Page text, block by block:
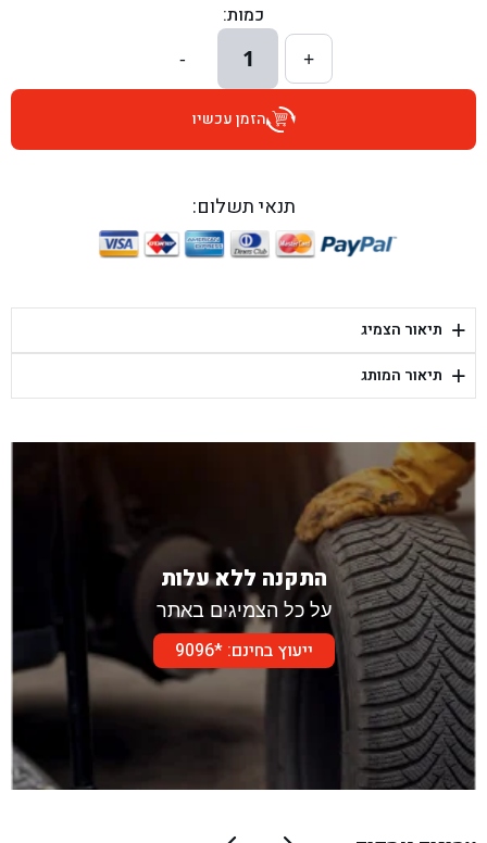
בן גל - הרצל 6, גדרה - גדרה
בן גל - שדרות דוד בן גוריון 8, באר שבע - באר שבע
בן גל - היובלים 26, הוד השרון - הוד השרון
בן גל - יפת 88, תל אביב יפו - תל אביב
בן גל - דור אלון הר טוב - בית שמש
כמות:
+
1
-
הזמן עכשיו
תנאי תשלום:
+ תיאור הצמיג
+ תיאור המותג
התקנה ללא עלות
על כל הצמיגים באתר
ייעוץ בחינם: *9096